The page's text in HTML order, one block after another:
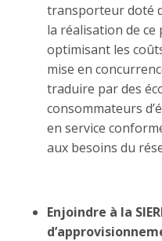
transporteur doté
la réalisation de
optimisant les
mise en
traduire par des
consommateurs
en service
aux besoins du
Enjoindre à la